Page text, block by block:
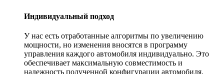
Индивидуальный подход
У нас есть отработанные алгоритмы по увеличению
мощности, но изменения вносятся в программу
управления каждого автомобиля индивидуально. Это
обеспечивает максимальную совместимость и
надежность полученной конфигурации автомобиля.